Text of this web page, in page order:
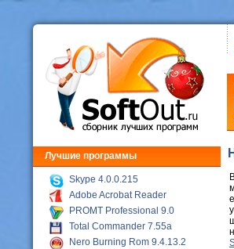
Лучшие программы
Skype 4.0.0.215
Adobe Acrobat Reader
PROMT Professional 9.0
Total Commander 7.55a
Nero Burning Rom 9.4.13.2